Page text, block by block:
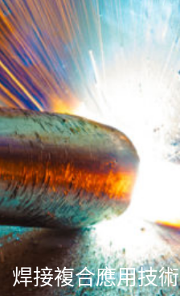
焊接複合應用技術